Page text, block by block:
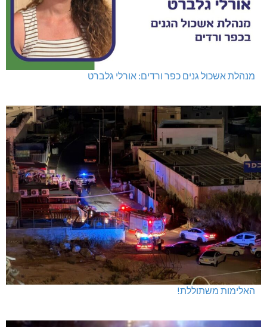
מנהלת אשכול גנים כפר ורדים: אורלי גלברט
האלימות משתוללת!